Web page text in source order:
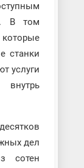
В том
станки
услуги
дел
сотен